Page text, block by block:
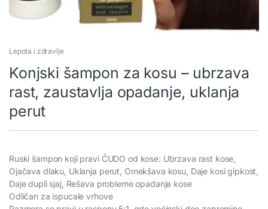
Lepota i zdravlje
Konjski šampon za kosu – ubrzava
rast, zaustavlja opadanje, uklanja
perut
Ruski šampon koji pravi ČUDO od kose: Ubrzava rast kose,
Ojačava dlaku, Uklanja perut, Omekšava kosu, Daje kosi gipkost,
Daje dupli sjaj, Rešava probleme opadanja kose
Odličan za ispucale vrhove